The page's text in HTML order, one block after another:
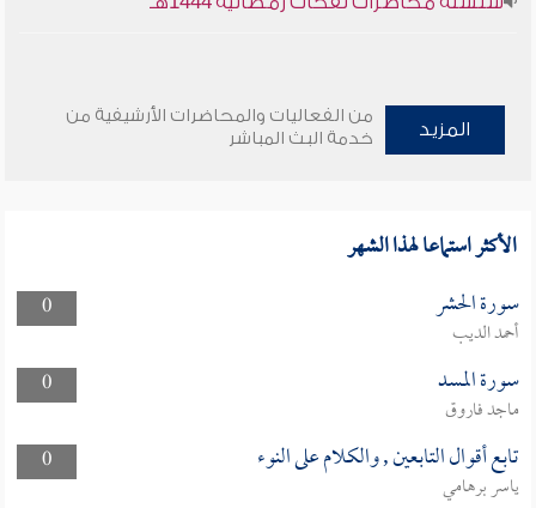
المزيد
من الفعاليات والمحاضرات الأرشيفية من
خدمة البث المباشر
الأكثر استماعا لهذا الشهر
0 سورة الحشر
أحمد الديب
0
سورة المسد
ماجد فاروق
0
تابع أقوال التابعين , والكلام على النوء
ياسر برهامي